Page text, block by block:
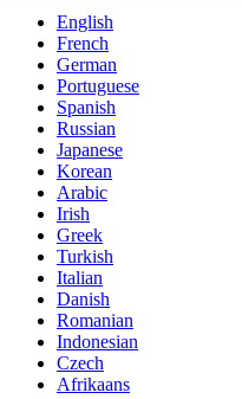
English
French
German
Portuguese
Spanish
Russian
Japanese
Korean
Arabic
Irish
Greek
Turkish
Italian
Danish
Romanian
Indonesian
Czech
Afrikaans